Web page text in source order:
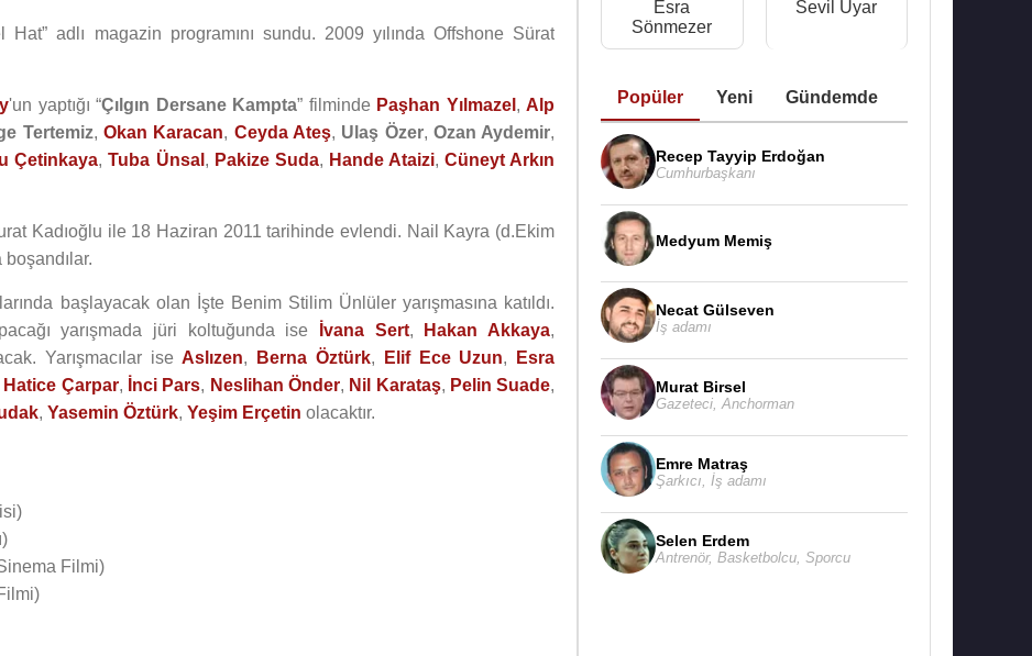
Hat” adlı magazin programını sundu. 2009 yılında Offshone Sürat
'un yaptığı “Çılgın Dersane Kampta” filminde Paşhan Yılmazel , Alp
Tertemiz,Okan Karacan, Ceyda Ateş, Ulaş Özer, Ozan Aydemir,
Çetinkaya,Tuba Ünsal , Pakize Suda, Hande Ataizi, Cüneyt Arkın
Kadıoğlu ile 18 Haziran 2011 tarihinde evlendi. Nail Kayra (d.Ekim
boşandılar.
başlayacak olan İşte Benim Stilim Ünlüler yarışmasına katıldı.
yarışmada jüri koltuğunda ise İvana Sert, Hakan Akkaya,
Yarışmacılar iseAslızen, Berna Öztürk, Elif Ece Uzun,
Esra
Hatice Çarpar, İnci Pars, Neslihan Önder, Nil Karataş, Pelin Suade,
, Yasemin Öztürk, Yeşim Erçetin olacaktır.
Filmi)
Esra
Sönmezer
Sevil Uyar
Popüler Yeni Gündemde
Recep Tayyip Erdoğan
Cumhurbaşkanı
Medyum Memiş
Necat Gülseven
İş adamı
Murat Birsel
Gazeteci Anchorman
Emre Matraş
Şarkıcı İş adamı
Selen Erdem
Antrenör, Basketbolcu Sporcu